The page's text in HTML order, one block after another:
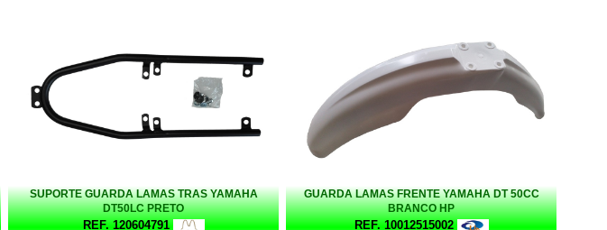
SUPORTE GUARDA LAMAS TRAS YAMAHA
DT50LC PRETO
REF. 120604791
GUARDA LAMAS FRENTE YAMAHA DT 50CC
BRANCO HP
REF. 10012515002